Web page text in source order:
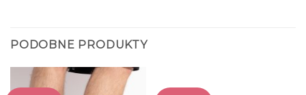
PODOBNE PRODUKTY